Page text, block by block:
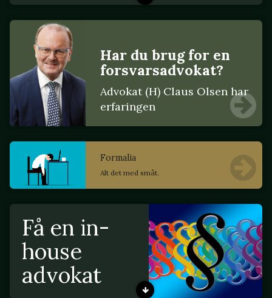
Har du brug for en
forsvarsadvokat?
Advokat (H) Claus Olsen har
erfaringen
Formalia
Alt det med småt.
Få en in-
house
advokat